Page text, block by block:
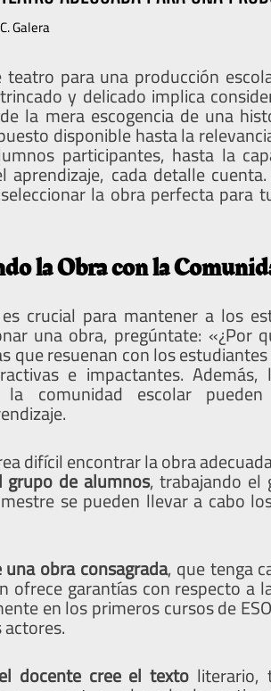
Galera
para una producción
y delicado implica
la mera escogencia de una
disponible hasta la
participantes, hasta la
cada detalle
la obra perfecta para
la Obra con la
crucial para mantener a los
una obra, pregúntate: «¿Por
que resuenan con los
e impactantes.
comunidad escolar pueden
difícil encontrar la obra
de alumnos, trabajando el
se pueden llevar a cabo
obra consagrada, que tenga
ofrece garantías con respecto a
en los primeros cursos de
el docente cree el texto literario,